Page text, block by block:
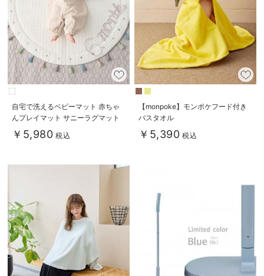
自宅で洗えるベビーマット 赤ちゃ
んプレイマット サニーラグマット
（タッセル）
￥5,980 税込
【monpoke】モンポケフード付き
バスタオル
￥5,390 税込